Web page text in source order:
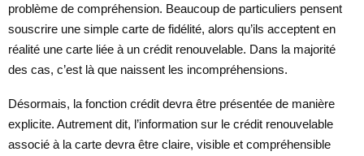
problème de compréhension. Beaucoup de particuliers pensent
souscrire une simple carte de fidélité, alors qu’ils acceptent en
réalité une carte liée à un crédit renouvelable. Dans la majorité
des cas, c’est là que naissent les incompréhensions.
Désormais, la fonction crédit devra être présentée de manière
explicite. Autrement dit, l’information sur le crédit renouvelable
associé à la carte devra être claire, visible et compréhensible